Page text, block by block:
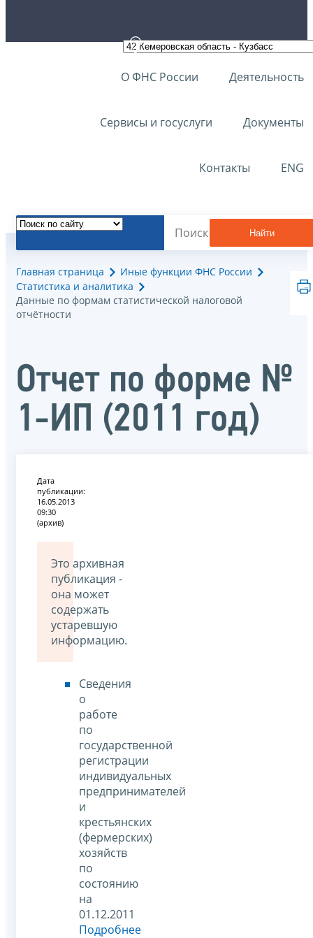
О ФНС России Деятельность
Сервисы и госуслуги Документы
Контакты ENG
Найти
Главная страница
Иные функции ФНС России
Статистика и аналитика
Данные по формам статистической налоговой
отчётности
Отчет по форме №
1-ИП (2011 год)
Дата
публикации:
16.05.2013
09:30
(архив)
Это архивная
публикация -
она может
содержать
устаревшую
информацию.
Сведения
о
работе
по
государственной
регистрации
индивидуальных
предпринимателей
и
крестьянских
(фермерских)
хозяйств
по
состоянию
на
01.12.2011
Подробнее